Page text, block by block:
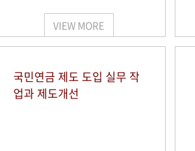
VIEW MORE
국민연금 제도 도입 실무 작
업과 제도개선